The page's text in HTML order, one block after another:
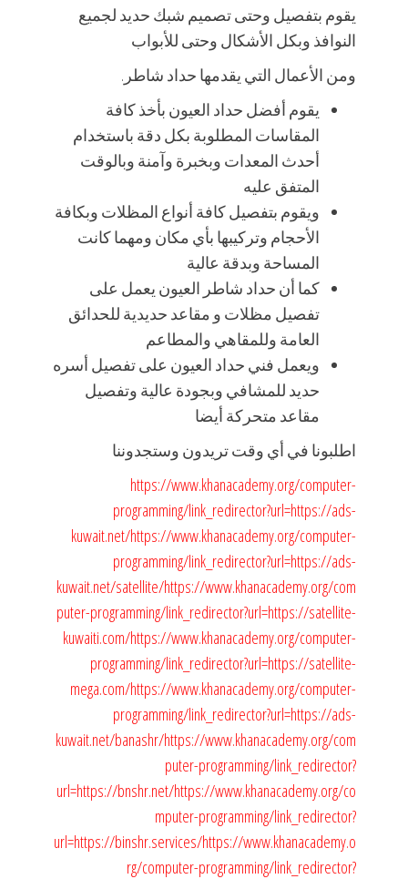
يقوم بتفصيل وحتى تصميم شبك حديد لجميع
النوافذ وبكل الأشكال وحتى للأبواب
ومن الأعمال التي يقدمها حداد شاطر.
يقوم أفضل حداد العيون بأخذ كافة
المقاسات المطلوبة بكل دقة باستخدام
أحدث المعدات وبخبرة وآمنة وبالوقت
المتفق عليه
ويقوم بتفصيل كافة أنواع المظلات وبكافة
الأحجام وتركيبها بأي مكان ومهما كانت
المساحة وبدقة عالية
كما أن حداد شاطر العيون يعمل على
تفصيل مظلات و مقاعد حديدية للحدائق
العامة وللمقاهي والمطاعم
ويعمل فني حداد العيون على تفصيل أسره
حديد للمشافي وبجودة عالية وتفصيل
مقاعد متحركة أيضا
اطلبونا في أي وقت تريدون وستجدوننا
https://www.khanacademy.org/computer-
programming/link_redirector?url=https://ads-
kuwait.net/https://www.khanacademy.org/computer-
programming/link_redirector?url=https://ads-
kuwait.net/satellite/https://www.khanacademy.org/com
puter-programming/link_redirector?url=https://satellite-
kuwaiti.com/https://www.khanacademy.org/computer-
programming/link_redirector?url=https://satellite-
mega.com/https://www.khanacademy.org/computer-
programming/link_redirector?url=https://ads-
kuwait.net/banashr/https://www.khanacademy.org/com
puter-programming/link_redirector?
url=https://bnshr.net/https://www.khanacademy.org/co
mputer-programming/link_redirector?
url=https://binshr.services/https://www.khanacademy.o
rg/computer-programming/link_redirector?